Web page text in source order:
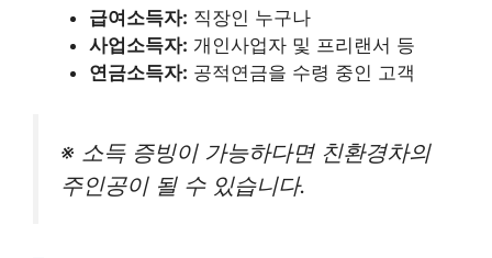
급여소득자: 직장인 누구나
사업소득자: 개인사업자 및 프리랜서 등
연금소득자: 공적연금을 수령 중인 고객
※ 소득 증빙이 가능하다면 친환경차의
주인공이 될 수 있습니다.